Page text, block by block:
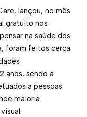
lançou, no mês
gratuito nos
na saúde dos
foram feitos cerca
anos, sendo a
a pessoas
maioria